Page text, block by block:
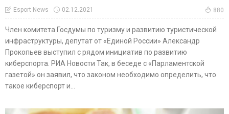
Esport News 02.12.2021 880
Член комитета Госдумы по туризму и развитию туристической
инфраструктуры, депутат от «Единой России» Александр
Прокопьев выступил с рядом инициатив по развитию
киберспорта. РИА Новости Так, в беседе с «Парламентской
газетой» он заявил, что законом необходимо определить, что
такое киберспорт и...